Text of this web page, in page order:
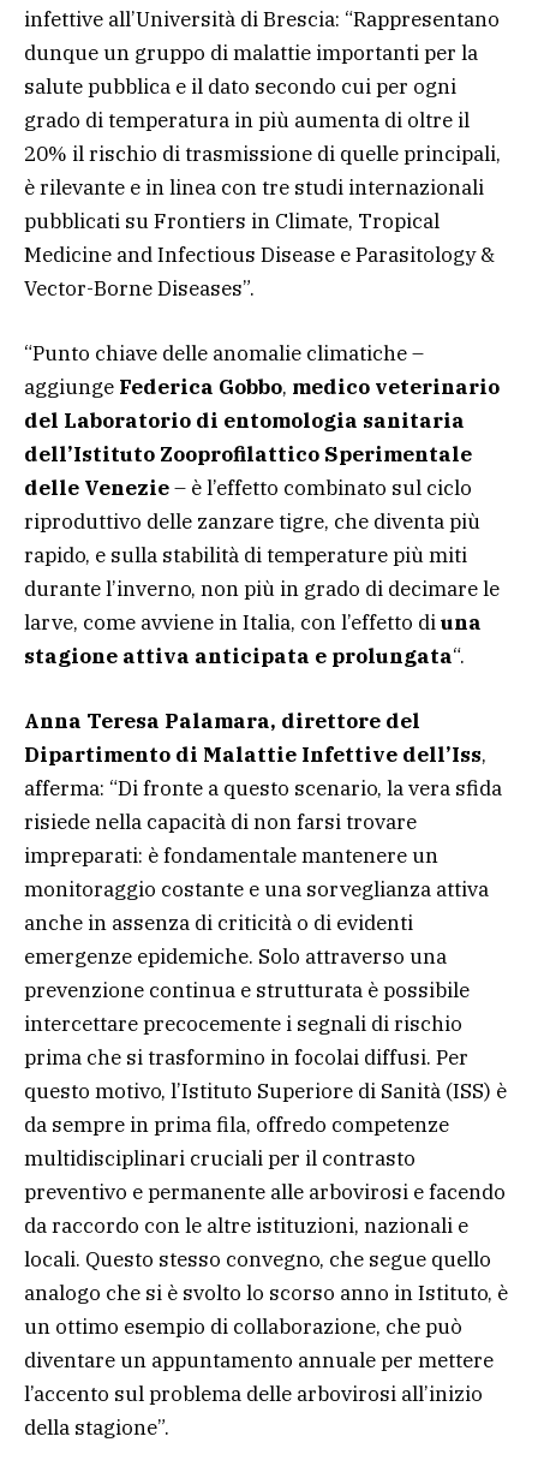
infettive all’Università di Brescia: “Rappresentano
dunque un gruppo di malattie importanti per la
salute pubblica e il dato secondo cui per ogni
grado di temperatura in più aumenta di oltre il
20% il rischio di trasmissione di quelle principali,
è rilevante e in linea con tre studi internazionali
pubblicati su Frontiers in Climate, Tropical
Medicine and Infectious Disease e Parasitology &
Vector-Borne Diseases”.
“Punto chiave delle anomalie climatiche –
aggiunge Federica Gobbo, medico veterinario
del Laboratorio di entomologia sanitaria
dell’Istituto Zooprofilattico Sperimentale
delle Venezie– è l’effetto combinato sul ciclo
riproduttivo delle zanzare tigre, che diventa più
rapido, e sulla stabilità di temperature più miti
durante l’inverno, non più in grado di decimare le
larve, come avviene in Italia, con l’effetto diuna
stagione attiva anticipata e prolungata“.
Anna Teresa Palamara, direttore del
Dipartimento di Malattie Infettive dell’Iss,
afferma: “Di fronte a questo scenario, la vera sfida
risiede nella capacità di non farsi trovare
impreparati: è fondamentale mantenere un
monitoraggio costante e una sorveglianza attiva
anche in assenza di criticità o di evidenti
emergenze epidemiche. Solo attraverso una
prevenzione continua e strutturata è possibile
intercettare precocemente i segnali di rischio
prima che si trasformino in focolai diffusi. Per
questo motivo, l’Istituto Superiore di Sanità (ISS) è
da sempre in prima fila, offredo competenze
multidisciplinari cruciali per il contrasto
preventivo e permanente alle arbovirosi e facendo
da raccordo con le altre istituzioni, nazionali e
locali. Questo stesso convegno, che segue quello
analogo che si è svolto lo scorso anno in Istituto, è
un ottimo esempio di collaborazione, che può
diventare un appuntamento annuale per mettere
l’accento sul problema delle arbovirosi all’inizio
della stagione”.